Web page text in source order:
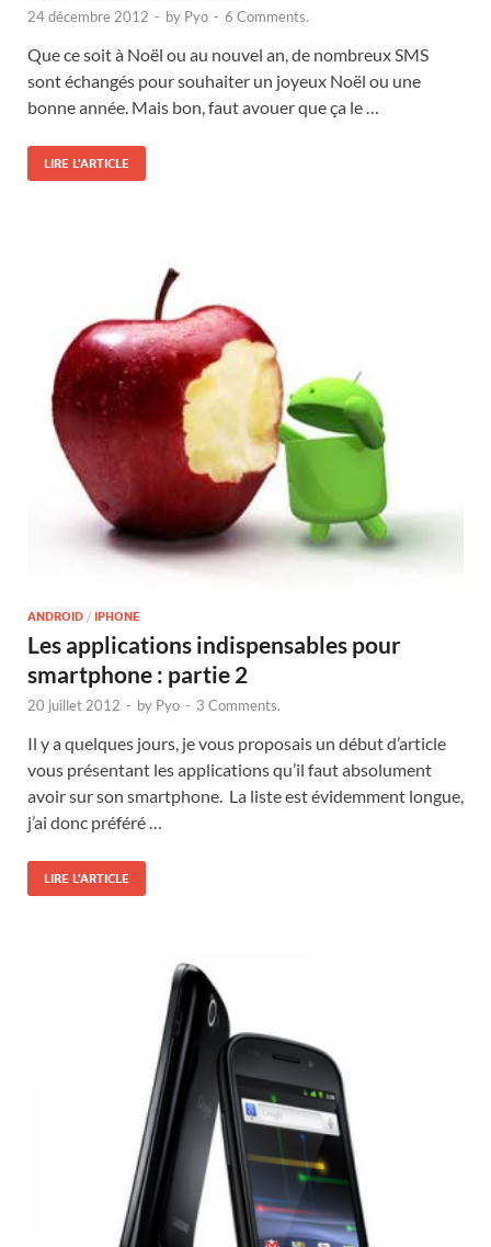
24 décembre 2012 - by Pyo - 6 Comments.
Que ce soit à Noël ou au nouvel an, de nombreux SMS
sont échangés pour souhaiter un joyeux Noël ou une
bonne année. Mais bon, faut avouer que ça le …
LIRE L'ARTICLE
ANDROID / IPHONE
Les applications indispensables pour
smartphone : partie 2
20 juillet 2012 - by Pyo - 3 Comments.
Il y a quelques jours, je vous proposais un début d’article
vous présentant les applications qu’il faut absolument
avoir sur son smartphone. La liste est évidemment longue,
j’ai donc préféré …
LIRE L'ARTICLE